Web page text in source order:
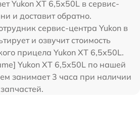
Yukon XT 6,5x50L в сервис-
и доставит обратно.
сервис-центра Yukon в
и озвучит стоимость
прицела Yukon XT 6,5x50L.
Yukon XT 6,5x50L по нашей
занимает 3 часа при наличии